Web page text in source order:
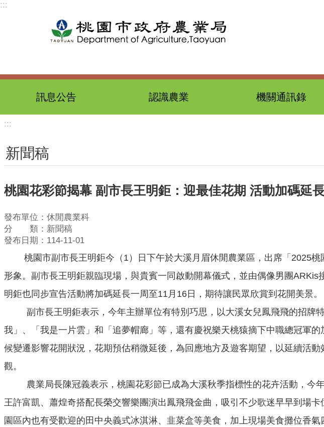
跳到主要內容區塊
:::
訊息公告 認識農業 機關通訊錄
:::
新聞稿
桃園花彩節揭幕 副市長王明鉅：迎最佳花期 活動加碼延
發布單位：休閒農業科
分 類：新聞稿
發布日期：114-11-01
桃園市副市長王明鉅今（1）日下午於大溪月眉休閒農業區，出席「2025桃
形象。副市長王明鉅親臨現場，與貴賓一同啟動開幕儀式，並由偶像男團
明鉅也同步宣告活動將加碼延長一周至11月16日，期待讓民眾欣賞到花開美景。
副市長王明鉅表示，今年主辦單位有特別巧思，以大溪女兒鳳飛飛的招
我」、「我是一片雲」和「追夢帽廊」等，還有慶祝樂天桃猿摘下中職總冠軍
候變遷影響花開狀況，花期預估稍微延後，為回應地方及遊客期望，以延續活
觀。
農業局長陳冠義表示，桃園花彩節已成為大溪秋季指標性的花卉活動，
王許富凱、蕭煌奇搭配長榮交響樂團演出鳳飛飛金曲，吸引不少歌迷早早到場
園區內也有受歡迎的田中央義式冰淇淋、韭菜盒等美食，加上現場美食攤位香